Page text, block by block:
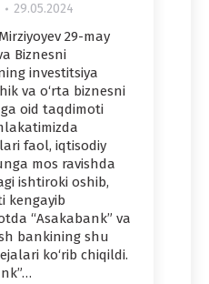
29.05.2024
29-may
Biznesni
investitsiya
va o‘rta biznesni
oid taqdimoti
faol, iqtisodiy
mos ravishda
ishtiroki oshib,
kengayib
“Asakabank” va
bankining shu
ko‘rib chiqildi.